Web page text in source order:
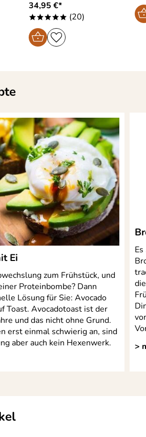
34,95 €*
***** (20)
Ei
zum Frühstück, und
Proteinbombe? Dann
Lösung für Sie: Avocado
Toast. Avocadotoast ist der
und das nicht ohne Grund.
erst einmal schwierig an, sind
aber auch kein Hexenwerk.
>